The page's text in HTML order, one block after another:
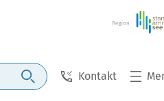
Kontakt